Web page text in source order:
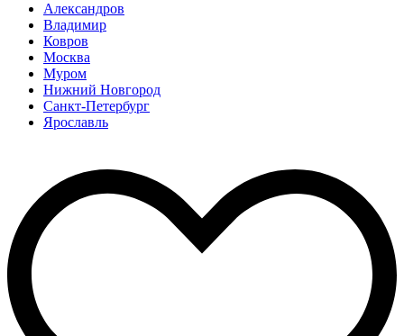
Александров
Владимир
Ковров
Москва
Муром
Нижний Новгород
Санкт-Петербург
Ярославль